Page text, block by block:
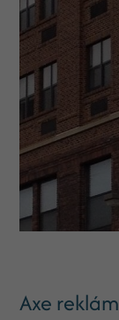
Axe reklám